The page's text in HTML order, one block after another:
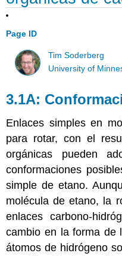
Page ID
Tim Soderberg
University of
3.1A:
Enlaces simples en
para rotar, con el
orgánicas pueden
conformaciones
simple de etano.
molécula de etano, la
enlaces carbono-
cambio en la forma de
átomos de hidrógeno